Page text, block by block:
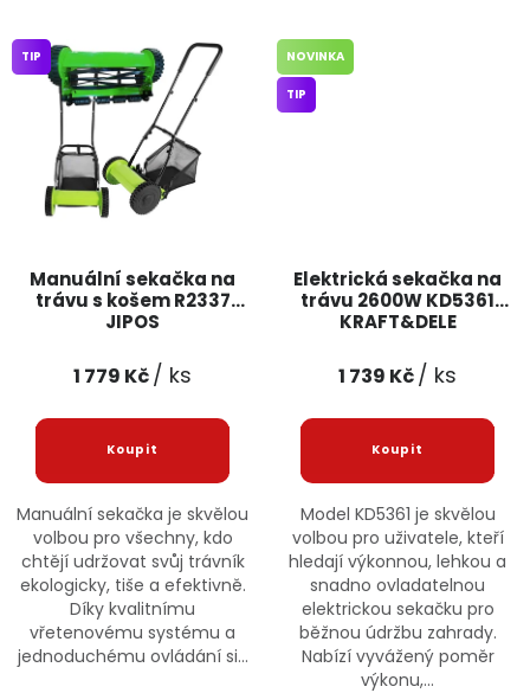
Manuální sekačka na
trávu s košem R2337
JIPOS
TIP
1 779 Kč/ ks
Manuální sekačka je skvělou
volbou pro všechny, kdo
chtějí udržovat svůj trávník
ekologicky, tiše a efektivně.
Díky kvalitnímu
vřetenovému systému a
jednoduchému ovládání si...
Elektrická sekačka na
trávu 2600W KD5361
KRAFT&DELE
NOVINKA
TIP
1 739 Kč/ ks
Model KD5361 je skvělou
volbou pro uživatele, kteří
hledají výkonnou, lehkou a
snadno ovladatelnou
elektrickou sekačku pro
běžnou údržbu zahrady.
Nabízí vyvážený poměr
výkonu,...